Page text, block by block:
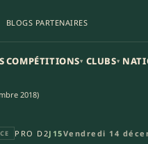
BLOGS PARTENAIRES
COMPÉTITIONS▾ CLUBS▾
2018)
- US
PRO D2J15Vendredi 14